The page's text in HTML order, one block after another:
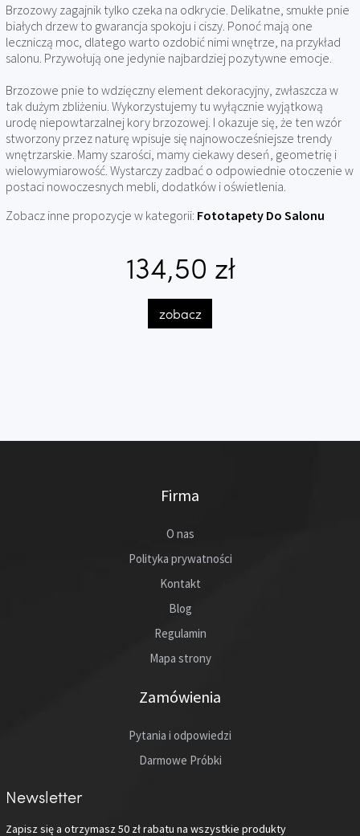
Brzozowy zagajnik tylko czeka na odkrycie. Delikatne, smukłe pnie
białych drzew to gwarancja spokoju i ciszy. Ponoć mają one
leczniczą moc, dlatego warto ozdobić nimi wnętrze, na przykład
salonu. Przywołują one jedynie najbardziej pozytywne emocje.
Brzozowe pnie to wdzięczny element dekoracyjny, zwłaszcza w
tak dużym zbliżeniu. Wykorzystujemy tu wyłącznie wyjątkową
urodę niepowtarzalnej kory brzozowej. I okazuje się, że ten wzór
stworzony przez naturę wpisuje się najnowocześniejsze trendy
wnętrzarskie. Mamy szarości, mamy ciekawy deseń, geometrię i
wielowymiarowość. Wystarczy zadbać o odpowiednie otoczenie w
postaci nowoczesnych mebli, dodatków i oświetlenia.
Zobacz inne propozycje w kategorii: Fototapety Do Salonu
134,50 zł
zobacz
Firma
O nas
Polityka prywatności
Kontakt
Blog
Regulamin
Mapa strony
Zamówienia
Pytania i odpowiedzi
Darmowe Próbki
Newsletter
Zapisz się a otrzymasz50 złrabatu na wszystkie produkty